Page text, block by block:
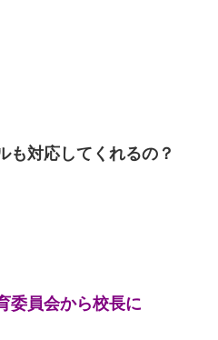
って言った結果
い。当たり前のように実家や姪
鼻水垂らし嗚咽する私に、猫が
義弟が投資で旦那より稼いでる
も対応してくれるの？
委員会から校長に